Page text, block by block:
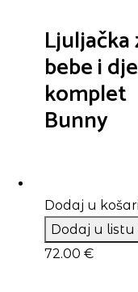
Ljuljačka
bebe i
komplet
Bunny
Dodaj u
Dodaj u listu
72.00 €